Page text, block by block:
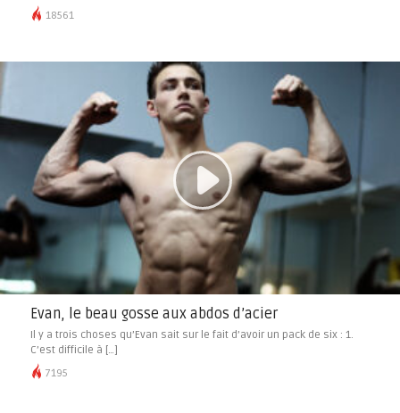
18561
Evan, le beau gosse aux abdos d’acier
Il y a trois choses qu’Evan sait sur le fait d’avoir un pack de six : 1.
C’est difficile à […]
7195